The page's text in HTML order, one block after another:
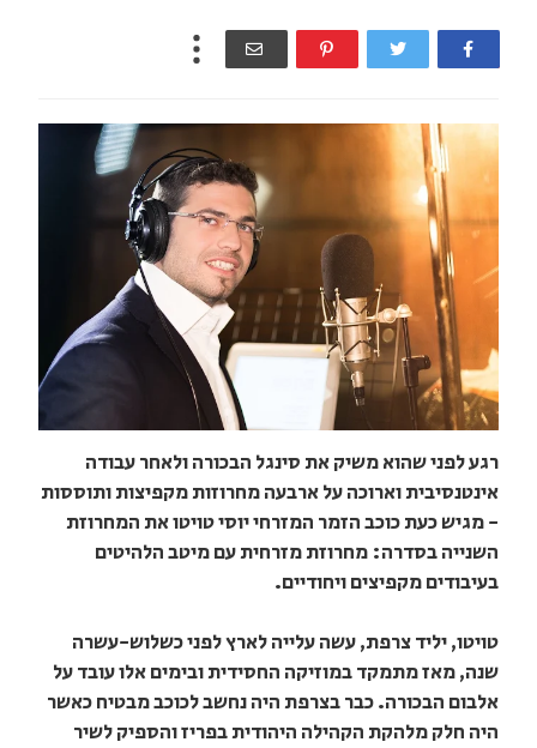
רגע לפני שהוא משיק את סינגל הבכורה ולאחר עבודה
אינטנסיבית וארוכה על ארבעה מחרוזות מקפיצות ותוססות
- מגיש כעת כוכב הזמר המזרחי יוסי טויטו את המחרוזת
השנייה בסדרה: מחרוזת מזרחית עם מיטב הלהיטים
בעיבודים מקפיצים ויחודיים.
טויטו, יליד צרפת, עשה עלייה לארץ לפני כשלוש-עשרה
שנה, מאז מתמקד במוזיקה החסידית ובימים אלו עובד על
אלבום הבכורה. כבר בצרפת היה נחשב לכוכב מבטיח כאשר
היה חלק מלהקת הקהילה היהודית בפריז והספיק לשיר